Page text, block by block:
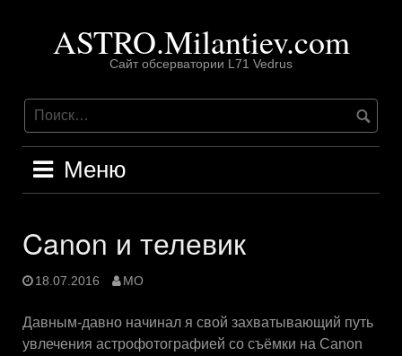
содержимомуASTRO.Milantiev.com
Сайт обсерватории L71 Vedrus
Меню
Canon и телевик
18.07.2016 MO
Давным-давно начинал я свой захватывающий путь
увлечения астрофотографией со съёмки на Canon